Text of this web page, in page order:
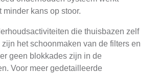
minder kans op stoor.
die thuisbazen zelf
het schoonmaken van de filters en
geen blokkades zijn in de
Voor meer gedetailleerde